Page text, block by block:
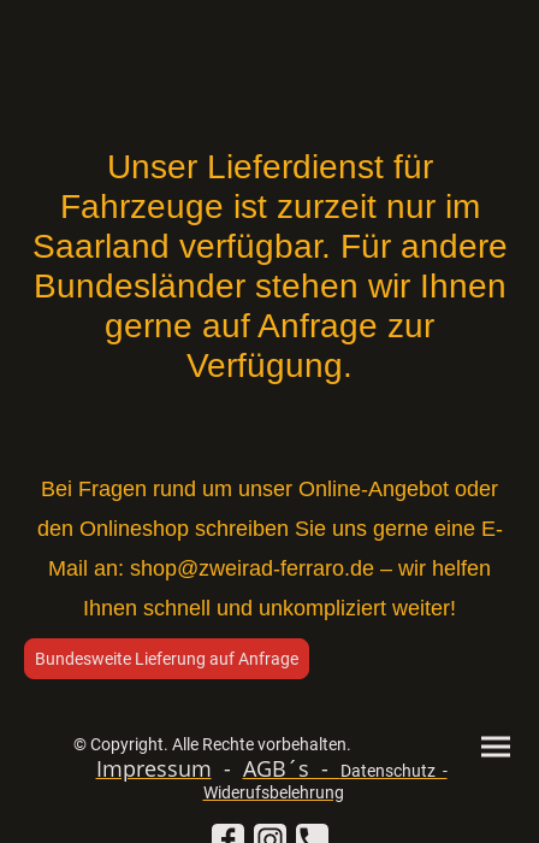
Unser Lieferdienst für
Fahrzeuge ist zurzeit nur im
Saarland verfügbar. Für andere
Bundesländer stehen wir Ihnen
gerne auf Anfrage zur
Verfügung.
Bei Fragen rund um unser Online-Angebot oder
den Onlineshop schreiben Sie uns gerne eine E-
Mail an: shop@zweirad-ferraro.de – wir helfen
Ihnen schnell und unkompliziert weiter!
Bundesweite Lieferung auf Anfrage
© Copyright. Alle Rechte vorbehalten.
Impressum - AGB´s -
Datenschutz -
Widerufsbelehrung